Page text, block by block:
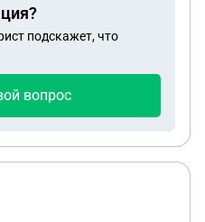
2026 года или
окончания действия
подскажет, что
вопрос